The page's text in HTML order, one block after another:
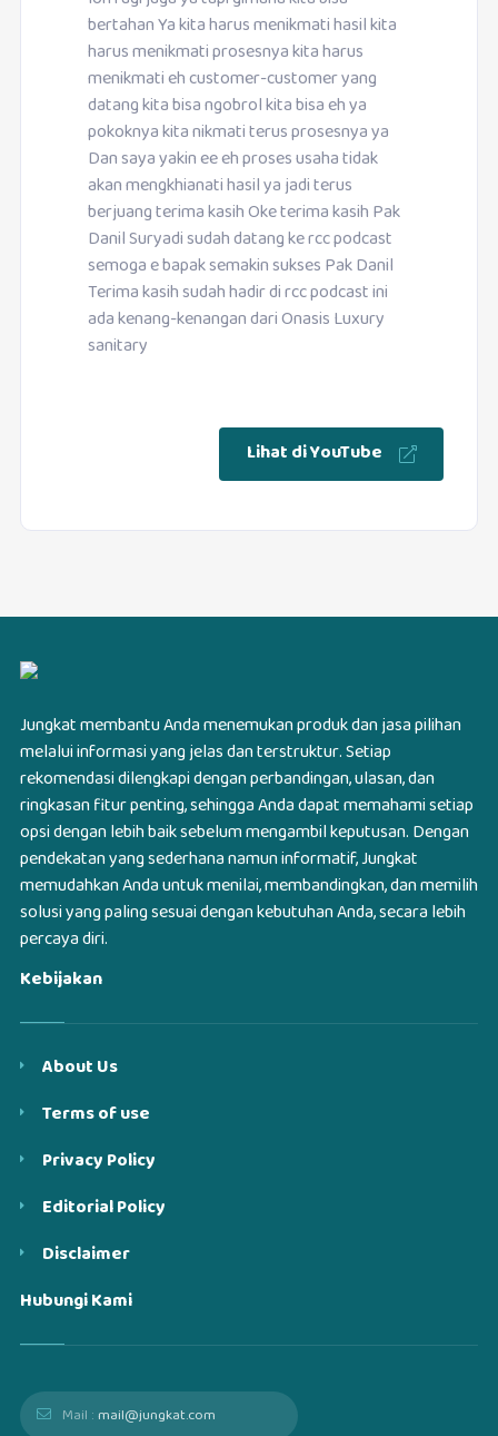
Lihat di YouTube
Jungkat membantu Anda menemukan produk dan jasa pilihan
melalui informasi yang jelas dan terstruktur. Setiap
rekomendasi dilengkapi dengan perbandingan, ulasan, dan
ringkasan fitur penting, sehingga Anda dapat memahami setiap
opsi dengan lebih baik sebelum mengambil keputusan. Dengan
pendekatan yang sederhana namun informatif, Jungkat
memudahkan Anda untuk menilai, membandingkan, dan memilih
solusi yang paling sesuai dengan kebutuhan Anda, secara lebih
percaya diri.
Kebijakan
About Us
Terms of use
Privacy Policy
Editorial Policy
Disclaimer
Hubungi Kami
Mail :mail@jungkat.com